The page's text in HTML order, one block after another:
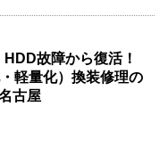
故障から復活！
軽量化）換装修理の
古屋